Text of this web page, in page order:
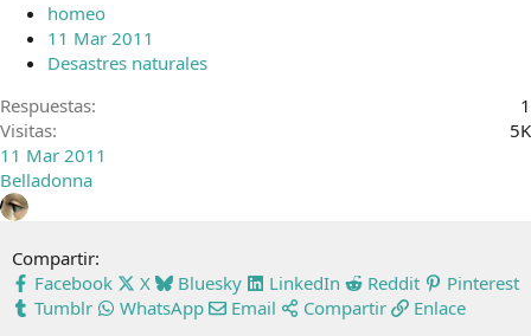
homeo
11 Mar 2011
Desastres naturales
Respuestas
1
Visitas
5K
11 Mar 2011
Belladonna
Compartir:
Facebook
X Bluesky LinkedIn Reddit
Pinterest
Tumblr
WhatsApp Email Compartir Enlace